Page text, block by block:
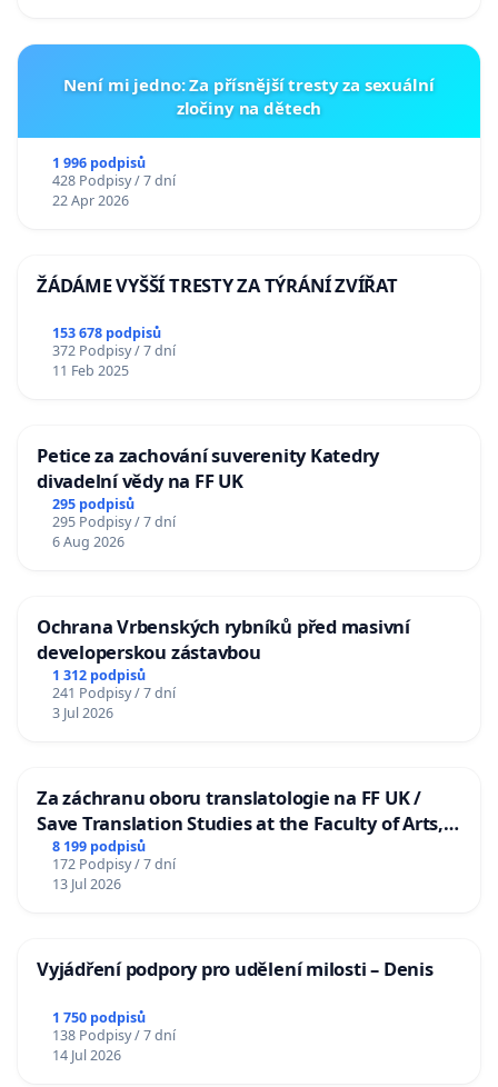
Není mi jedno: Za přísnější tresty za sexuální
zločiny na dětech
1 996 podpisů
428 Podpisy / 7 dní
22 Apr 2026
ŽÁDÁME VYŠŠÍ TRESTY ZA TÝRÁNÍ ZVÍŘAT
153 678 podpisů
372 Podpisy / 7 dní
11 Feb 2025
Petice za zachování suverenity Katedry
divadelní vědy na FF UK
295 podpisů
295 Podpisy / 7 dní
6 Aug 2026
Ochrana Vrbenských rybníků před masivní
developerskou zástavbou
1 312 podpisů
241 Podpisy / 7 dní
3 Jul 2026
Za záchranu oboru translatologie na FF UK /
Save Translation Studies at the Faculty of Arts,
Charles University
8 199 podpisů
172 Podpisy / 7 dní
13 Jul 2026
Vyjádření podpory pro udělení milosti – Denis
1 750 podpisů
138 Podpisy / 7 dní
14 Jul 2026